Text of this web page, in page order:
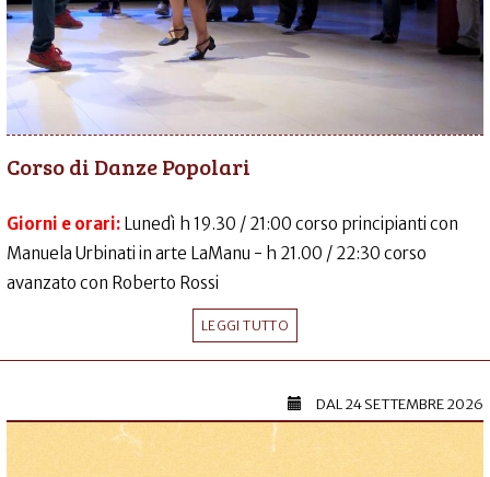
Corso di Danze Popolari
Giorni e orari: Lunedì h 19.30 / 21:00 corso principianti con
Manuela Urbinati in arte LaManu - h 21.00 / 22:30 corso
avanzato con Roberto Rossi
LEGGI TUTTO
DAL24 SETTEMBRE 2026